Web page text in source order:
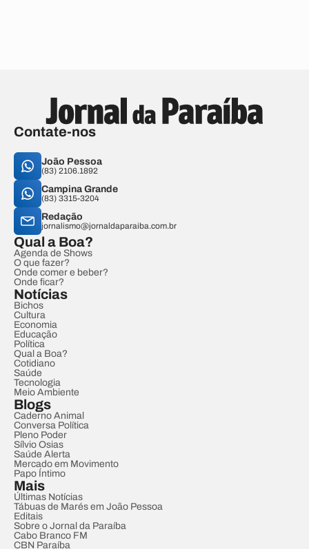
Contate-nos
João Pessoa
(83) 2106.1892
Campina Grande
(83) 3315-3204
Redação
jornalismo@jornaldaparaiba.com.br
Qual a Boa?
Agenda de Shows
O que fazer?
Onde comer e beber?
Onde ficar?
Notícias
Bichos
Cultura
Economia
Educação
Política
Qual a Boa?
Cotidiano
Saúde
Tecnologia
Meio Ambiente
Blogs
Caderno Animal
Conversa Política
Pleno Poder
Sílvio Osias
Saúde Alerta
Mercado em Movimento
Papo Íntimo
Mais
Últimas Notícias
Tábuas de Marés em João Pessoa
Editais
Sobre o Jornal da Paraíba
Cabo Branco FM
CBN Paraíba